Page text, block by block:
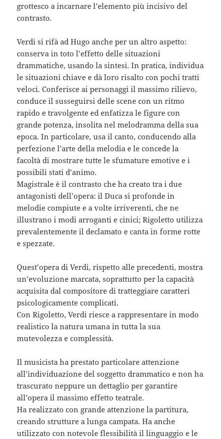
grottesco a incarnare l’elemento più incisivo del
contrasto.
Verdi si rifà ad Hugo anche per un altro aspetto:
conserva in toto l’effetto delle situazioni
drammatiche, usando la sintesi. In pratica, individua
le situazioni chiave e dà loro risalto con pochi tratti
veloci. Conferisce ai personaggi il massimo rilievo,
conduce il susseguirsi delle scene con un ritmo
rapido e travolgente ed enfatizza le figure con
grande potenza, insolita nel melodramma della sua
epoca. In particolare, usa il canto, conducendo alla
perfezione l’arte della melodia e le concede la
facoltà di mostrare tutte le sfumature emotive e i
possibili stati d’animo.
Magistrale è il contrasto che ha creato tra i due
antagonisti dell’opera: il Duca si profonde in
melodie compiute e a volte irriverenti, che ne
illustrano i modi arroganti e cinici; Rigoletto utilizza
prevalentemente il declamato e canta in forme rotte
e spezzate.
Quest’opera di Verdi, rispetto alle precedenti, mostra
un’evoluzione marcata, soprattutto per la capacità
acquisita dal compositore di tratteggiare caratteri
psicologicamente complicati.
Con Rigoletto, Verdi riesce a rappresentare in modo
realistico la natura umana in tutta la sua
mutevolezza e complessità.
Il musicista ha prestato particolare attenzione
all’individuazione del soggetto drammatico e non ha
trascurato neppure un dettaglio per garantire
all’opera il massimo effetto teatrale.
Ha realizzato con grande attenzione la partitura,
creando strutture a lunga campata. Ha anche
utilizzato con notevole flessibilità il linguaggio e le